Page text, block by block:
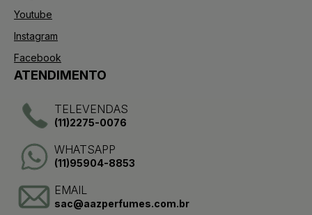
Youtube
Instagram
Facebook
ATENDIMENTO
TELEVENDAS
(11)2275-0076
WHATSAPP
(11)95904-8853
EMAIL
sac@aazperfumes.com.br